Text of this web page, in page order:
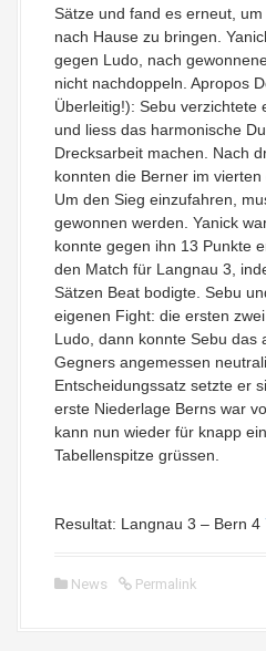
Sätze und fand es erneut,
nach Hause zu bringen.
gegen Ludo, nach
nicht nachdoppeln. Apropos
Überleitig!): Sebu verzichtete
und liess das harmonische
Drecksarbeit machen. Nach
konnten die Berner im vierten
Um den Sieg einzufahren,
gewonnen werden. Yanick
konnte gegen ihn 13 Punkte
den Match für Langnau 3,
Sätzen Beat bodigte. Sebu
eigenen Fight: die ersten
Ludo, dann konnte Sebu das
Gegners angemessen
Entscheidungssatz setzte er
erste Niederlage Berns war
kann nun wieder für knapp
Tabellenspitze grüssen.
Resultat: Langnau 3 – Bern 4
News Permalink